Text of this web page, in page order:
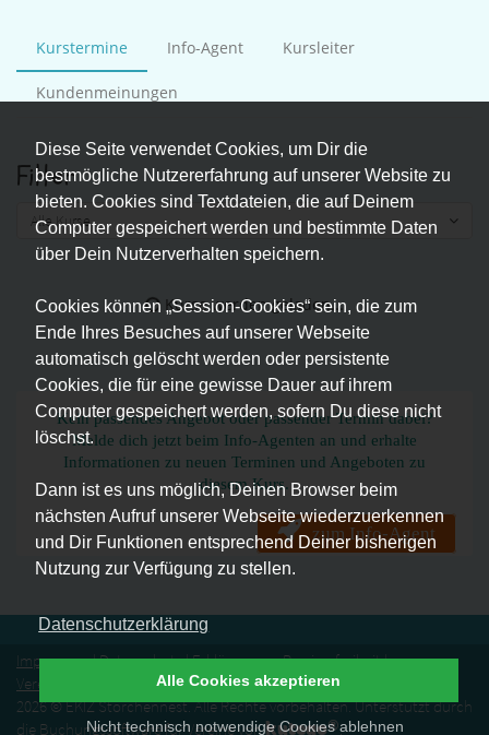
Diese Seite verwendet Cookies, um Dir die
bestmögliche Nutzererfahrung auf unserer Website zu
bieten. Cookies sind Textdateien, die auf Deinem
Computer gespeichert werden und bestimmte Daten
über Dein Nutzerverhalten speichern.
Cookies können „Session-Cookies“ sein, die zum
Ende Ihres Besuches auf unserer Webseite
automatisch gelöscht werden oder persistente
Cookies, die für eine gewisse Dauer auf ihrem
Computer gespeichert werden, sofern Du diese nicht
löschst.
Dann ist es uns möglich, Deinen Browser beim
nächsten Aufruf unserer Webseite wiederzuerkennen
und Dir Funktionen entsprechend Deiner bisherigen
Nutzung zur Verfügung zu stellen.
Datenschutzerklärung
Nicht technisch notwendige Cookies ablehnen
Alle Cookies akzeptieren
Kurstermine Info-Agent Kursleiter
Kundenmeinungen
Filter
Alle Kurse
Kurse werden geladen...
Kein passendes Angebot oder passender Termin dabei?
Melde dich jetzt beim Info-Agenten an und erhalte
Informationen zu neuen Terminen und Angeboten zu
diesem Kurs.
zum Info-Agent
Impressum|Datenschutz|Erklärung zur Barrierefreiheit|
Vereinssatzung
Vertrag widerrufen
2026 © EKIZ Storchennest. Alle Rechte vorbehalten. Unterstützt durch
die Buchungssoftware für Vereinevonkutego®.